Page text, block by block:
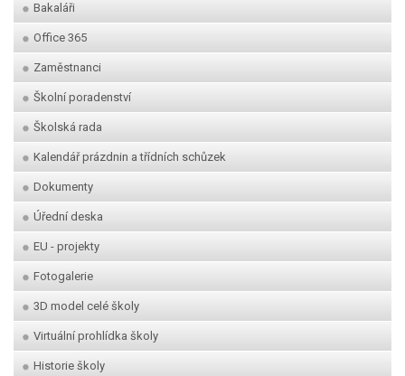
Bakaláři
Office 365
Zaměstnanci
Školní poradenství
Školská rada
Kalendář prázdnin a třídních schůzek
Dokumenty
Úřední deska
EU - projekty
Fotogalerie
3D model celé školy
Virtuální prohlídka školy
Historie školy